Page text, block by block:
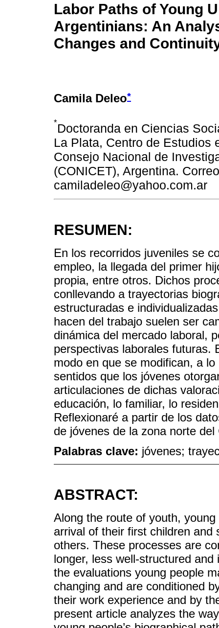
Labor Paths of Young
Argentinians: An
Changes and
Camila Deleo*
*Doctoranda en Ciencias
La Plata, Centro de Estudios
Consejo Nacional de
(CONICET), Argentina.
camiladeleo@yahoo.com.ar
RESUMEN:
En los recorridos juveniles se
empleo, la llegada del primer
propia, entre otros. Dichos
conllevando a trayectorias
estructuradas e
hacen del trabajo suelen ser
dinámica del mercado laboral,
perspectivas laborales futuras.
modo en que se modifican, a
sentidos que los jóvenes
articulaciones de dichas
educación, lo familiar, lo
Reflexionaré a partir de los
de jóvenes de la zona norte
Palabras clave: jóvenes;
ABSTRACT:
Along the route of youth,
arrival of their first children
others. These processes are
longer, less well-structured
the evaluations young people
changing and are conditioned
their work experience and by
present article analyzes the